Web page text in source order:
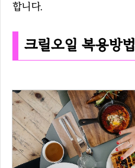
합니다.
크릴오일 복용방법